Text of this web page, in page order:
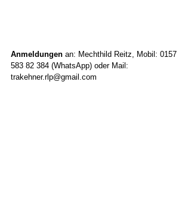
Anmeldungen an: Mechthild Reitz, Mobil: 0157
583 82 384 (WhatsApp) oder Mail:
trakehner.rlp@gmail.com